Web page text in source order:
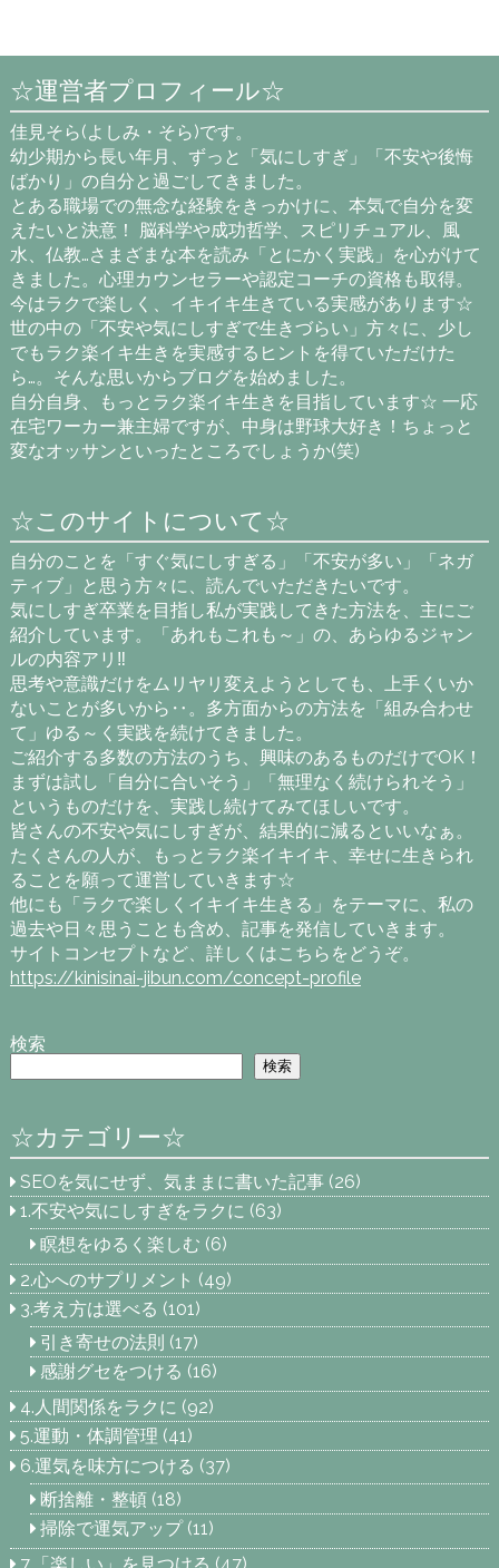
☆運営者プロフィール☆
佳見そら(よしみ・そら)です。
幼少期から長い年月、ずっと「気にしすぎ」「不安や後悔
ばかり」の自分と過ごしてきました。
とある職場での無念な経験をきっかけに、本気で自分を変
えたいと決意！ 脳科学や成功哲学、スピリチュアル、風
水、仏教…さまざまな本を読み「とにかく実践」を心がけて
きました。心理カウンセラーや認定コーチの資格も取得。
今はラクで楽しく、イキイキ生きている実感があります☆
世の中の「不安や気にしすぎで生きづらい」方々に、少し
でもラク楽イキ生きを実感するヒントを得ていただけた
ら…。そんな思いからブログを始めました。
自分自身、もっとラク楽イキ生きを目指しています☆ 一応
在宅ワーカー兼主婦ですが、中身は野球大好き！ちょっと
変なオッサンといったところでしょうか(笑)
☆このサイトについて☆
自分のことを「すぐ気にしすぎる」「不安が多い」「ネガ
ティブ」と思う方々に、読んでいただきたいです。
気にしすぎ卒業を目指し私が実践してきた方法を、主にご
紹介しています。「あれもこれも～」の、あらゆるジャン
ルの内容アリ‼
思考や意識だけをムリヤリ変えようとしても、上手くいか
ないことが多いから‥。多方面からの方法を「組み合わせ
て」ゆる～く実践を続けてきました。
ご紹介する多数の方法のうち、興味のあるものだけでOK！
まずは試し「自分に合いそう」「無理なく続けられそう」
というものだけを、実践し続けてみてほしいです。
皆さんの不安や気にしすぎが、結果的に減るといいなぁ。
たくさんの人が、もっとラク楽イキイキ、幸せに生きられ
ることを願って運営していきます☆
他にも「ラクで楽しくイキイキ生きる」をテーマに、私の
過去や日々思うことも含め、記事を発信していきます。
サイトコンセプトなど、詳しくはこちらをどうぞ。
https://kinisinai-jibun.com/concept-profile
検索
検索
☆カテゴリー☆
SEOを気にせず、気ままに書いた記事 (26)
1.不安や気にしすぎをラクに (63)
瞑想をゆるく楽しむ (6)
2.心へのサプリメント (49)
3.考え方は選べる (101)
引き寄せの法則 (17)
感謝グセをつける (16)
4.人間関係をラクに (92)
5.運動・体調管理 (41)
6.運気を味方につける (37)
断捨離・整頓(18)
掃除で運気アップ(11)